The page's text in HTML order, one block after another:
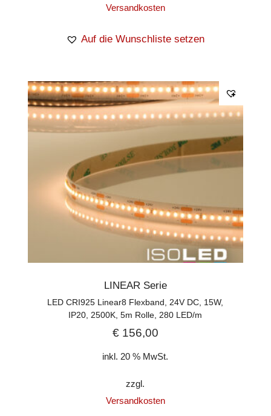
Versandkosten
Auf die Wunschliste setzen
LINEAR Serie
LED CRI925 Linear8 Flexband, 24V DC, 15W,
IP20, 2500K, 5m Rolle, 280 LED/m
€156,00
inkl. 20 % MwSt.
zzgl.
Versandkosten